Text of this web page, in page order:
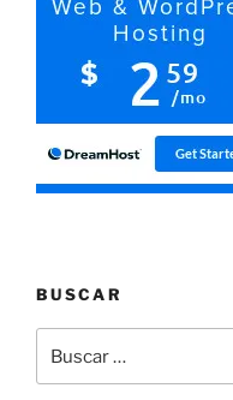
BUSCAR
por: